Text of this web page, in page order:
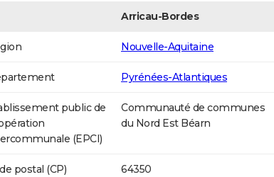
Arricau-Bordes
Nouvelle-Aquitaine
Pyrénées-Atlantiques
public de
(EPCI)
Communauté de communes
du Nord Est Béarn
postal (CP) 64350